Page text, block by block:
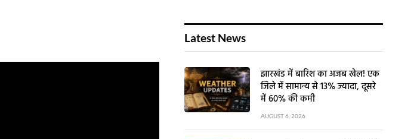
Latest News
झारखंड में बारिश का अजब खेल! एक
जिले में सामान्य से 13% ज्यादा, दूसरे
में 60% की कमी
AUGUST 6, 2026